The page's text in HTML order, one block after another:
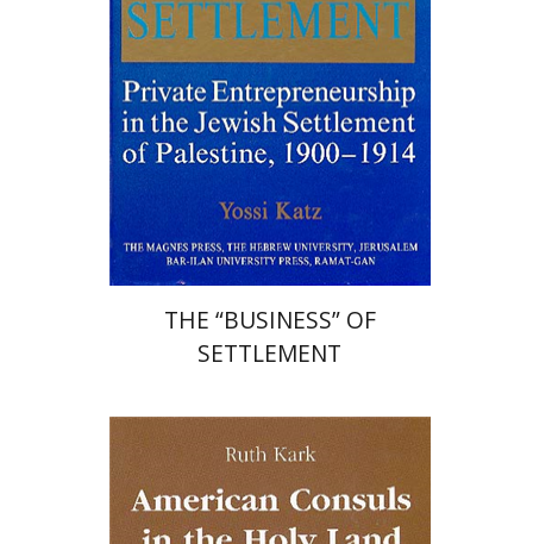
$72
$65
THE “BUSINESS” OF
SETTLEMENT
רות קרק